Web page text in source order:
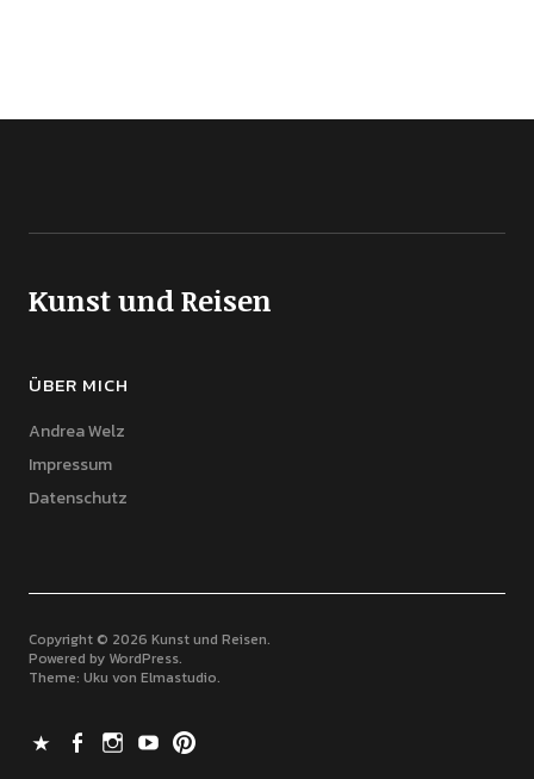
Kunst und Reisen
ÜBER MICH
Andrea Welz
Impressum
Datenschutz
Copyright © 2026 Kunst und Reisen
Powered by WordPress
Theme: Uku von Elmastudio